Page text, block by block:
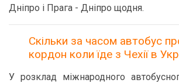
Дніпро і Прага - Дніпро щодня.
Скільки за часом автобус
кордон коли їде з Чехії в
У розклад міжнародного